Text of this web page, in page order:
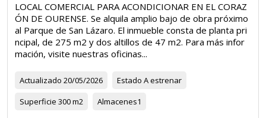
LOCAL COMERCIAL PARA ACONDICIONAR EN EL CORAZ
ÓN DE OURENSE. Se alquila amplio bajo de obra próximo
al Parque de San Lázaro. El inmueble consta de planta pri
ncipal, de 275 m2 y dos altillos de 47 m2. Para más infor
mación, visite nuestras oficinas...
Actualizado 20/05/2026 Estado A estrenar
Superficie 300 m2 Almacenes1